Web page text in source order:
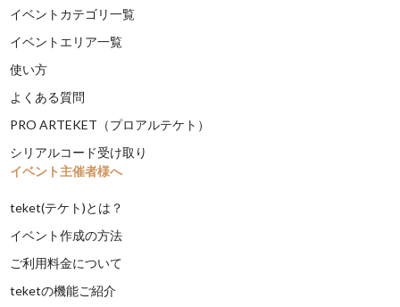
イベントカテゴリ一覧
イベントエリア一覧
使い方
よくある質問
PRO ARTEKET（プロアルテケト）
シリアルコード受け取り
イベント主催者様へ
teket(テケト)とは？
イベント作成の方法
ご利用料金について
teketの機能ご紹介